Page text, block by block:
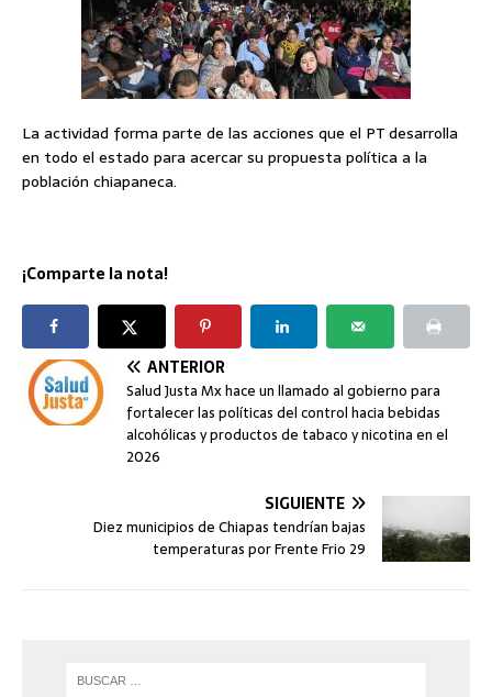
La actividad forma parte de las acciones que el PT desarrolla
en todo el estado para acercar su propuesta política a la
población chiapaneca.
¡Comparte la nota!
ANTERIOR
Salud Justa Mx hace un llamado al gobierno para
fortalecer las políticas del control hacia bebidas
alcohólicas y productos de tabaco y nicotina en el
2026
SIGUIENTE
Diez municipios de Chiapas tendrían bajas
temperaturas por Frente Frio 29